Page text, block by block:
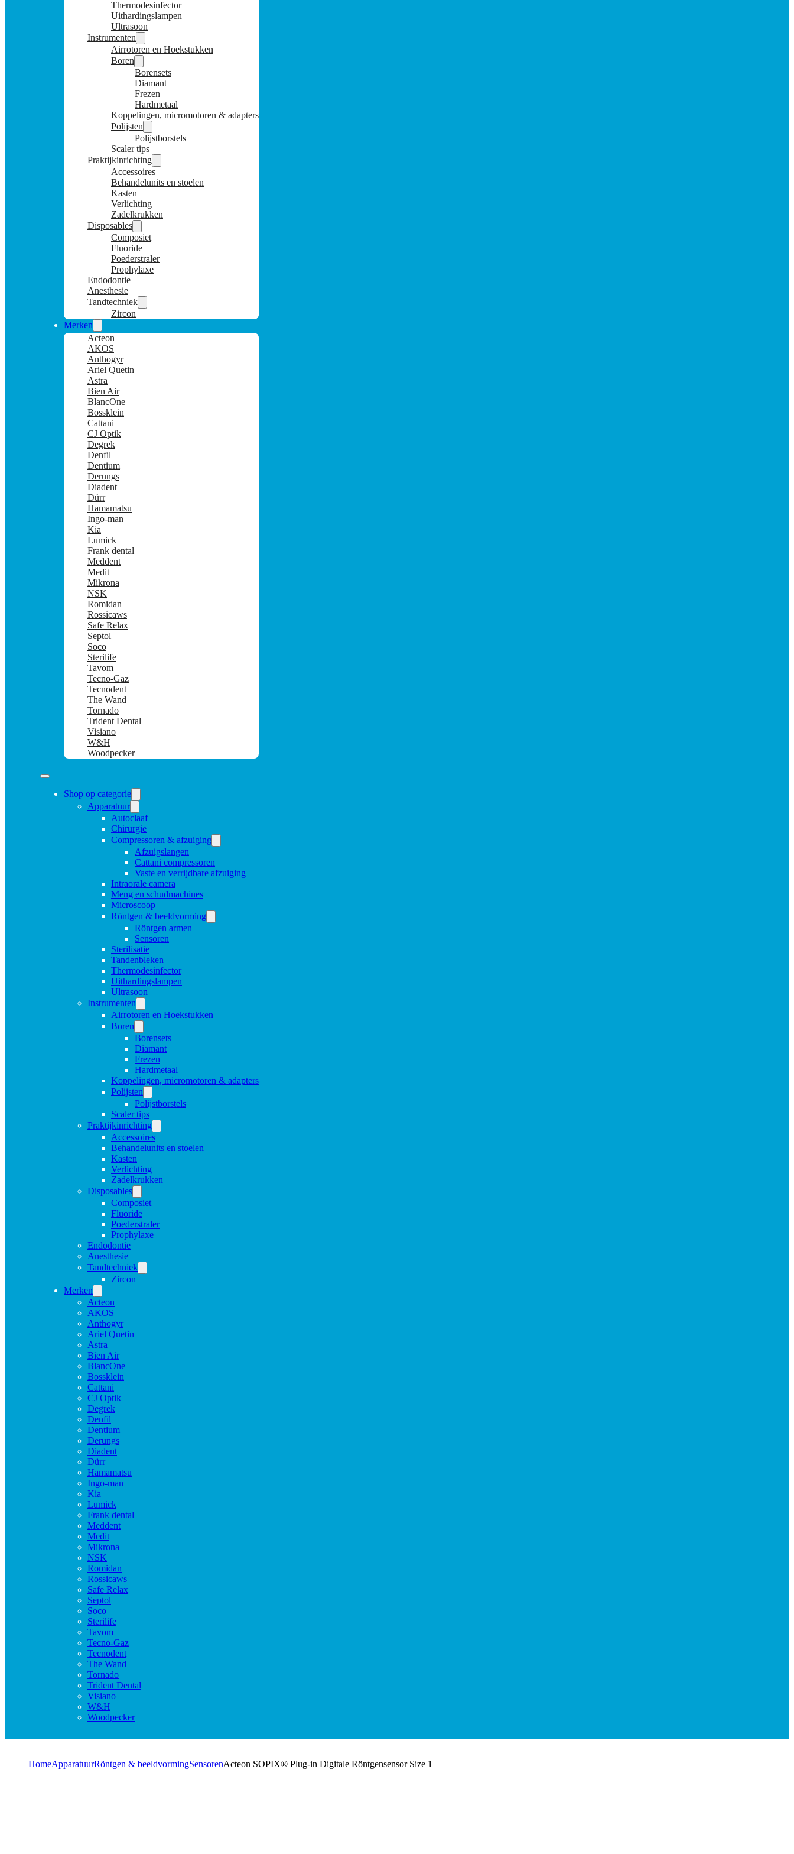
Thermodesinfector
Uithardingslampen
Ultrasoon
Instrumenten
Airrotoren en Hoekstukken
Boren
Borensets
Diamant
Frezen
Hardmetaal
Koppelingen, micromotoren & adapters
Polijsten
Polijstborstels
Scaler tips
Praktijkinrichting
Accessoires
Behandelunits en stoelen
Kasten
Verlichting
Zadelkrukken
Disposables
Composiet
Fluoride
Poederstraler
Prophylaxe
Endodontie
Anesthesie
Tandtechniek
Zircon
Merken
Acteon
AKOS
Anthogyr
Ariel Quetin
Astra
Bien Air
BlancOne
Bossklein
Cattani
CJ Optik
Degrek
Denfil
Dentium
Derungs
Diadent
Dürr
Hamamatsu
Ingo-man
Kia
Lumick
Frank dental
Meddent
Medit
Mikrona
NSK
Romidan
Rossicaws
Safe Relax
Septol
Soco
Sterilife
Tavom
Tecno-Gaz
Tecnodent
The Wand
Tornado
Trident Dental
Visiano
W&H
Woodpecker
Shop op categorie
Apparatuur
Autoclaaf
Chirurgie
Compressoren & afzuiging
Afzuigslangen
Cattani compressoren
Vaste en verrijdbare afzuiging
Intraorale camera
Meng en schudmachines
Microscoop
Röntgen & beeldvorming
Röntgen armen
Sensoren
Sterilisatie
Tandenbleken
Thermodesinfector
Uithardingslampen
Ultrasoon
Instrumenten
Airrotoren en Hoekstukken
Boren
Borensets
Diamant
Frezen
Hardmetaal
Koppelingen, micromotoren & adapters
Polijsten
Polijstborstels
Scaler tips
Praktijkinrichting
Accessoires
Behandelunits en stoelen
Kasten
Verlichting
Zadelkrukken
Disposables
Composiet
Fluoride
Poederstraler
Prophylaxe
Endodontie
Anesthesie
Tandtechniek
Zircon
Merken
Acteon
AKOS
Anthogyr
Ariel Quetin
Astra
Bien Air
BlancOne
Bossklein
Cattani
CJ Optik
Degrek
Denfil
Dentium
Derungs
Diadent
Dürr
Hamamatsu
Ingo-man
Kia
Lumick
Frank dental
Meddent
Medit
Mikrona
NSK
Romidan
Rossicaws
Safe Relax
Septol
Soco
Sterilife
Tavom
Tecno-Gaz
Tecnodent
The Wand
Tornado
Trident Dental
Visiano
W&H
Woodpecker
HomeApparatuurRöntgen & beeldvormingSensorenActeon SOPIX® Plug-in Digitale Röntgensensor Size 1